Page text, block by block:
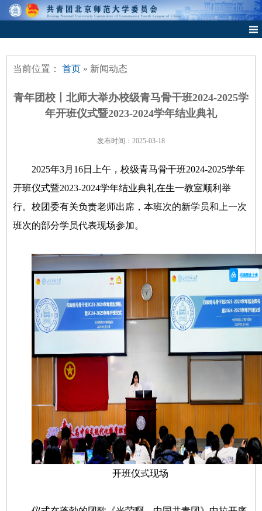
当前位置：首页 » 新闻动态
青年团校丨北师大举办校级青马骨干班2024-2025学
年开班仪式暨2023-2024学年结业典礼
发布时间：2025-03-18
2025年3月16日上午，校级青马骨干班2024-2025学年
开班仪式暨2023-2024学年结业典礼在生一教室顺利举
行。校团委有关负责老师出席，本班次的新学员和上一次
班次的部分学员代表现场参加。
开班仪式现场